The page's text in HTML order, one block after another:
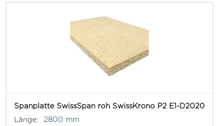
Spanplatte SwissSpan roh SwissKrono P2 E1-D2020
Länge:
2800 mm